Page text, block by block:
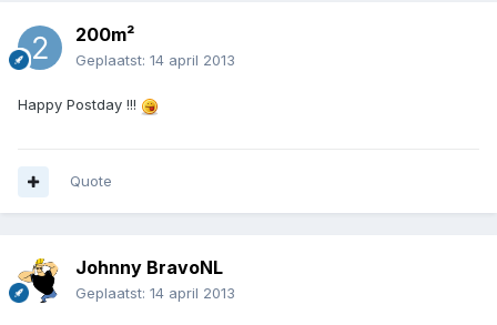
200m²
Geplaatst: 14 april 2013
Happy Postday !!!
Quote
Johnny BravoNL
Geplaatst: 14 april 2013